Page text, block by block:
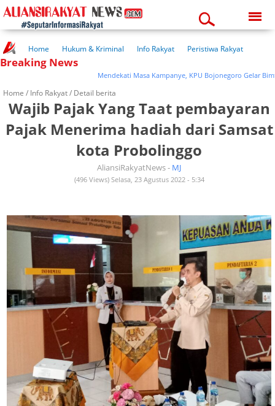
06:34:25 am
Home Hukum & Kriminal Info Rakyat
Peristiwa Rakyat
Kuliner Rakyat
Wisata Rakyat
Kesehatan
Breaking News
Mendekati Masa Kampanye, KPU Bojonegoro Gelar Bimtek
Home / Info Rakyat/ Detail berita
Wajib Pajak Yang Taat pembayaran
Pajak Menerima hadiah dari Samsat
kota Probolinggo
AliansiRakyatNews - MJ
(496 Views) Selasa, 23 Agustus 2022 - 5:34